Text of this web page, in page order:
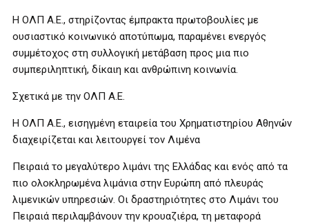
Η ΟΛΠ Α.Ε., στηρίζοντας έμπρακτα πρωτοβουλίες με
ουσιαστικό κοινωνικό αποτύπωμα, παραμένει ενεργός
συμμέτοχος στη συλλογική μετάβαση προς μια πιο
συμπεριληπτική, δίκαιη και ανθρώπινη κοινωνία.
Σχετικά με την ΟΛΠ Α.Ε.
Η ΟΛΠ Α.Ε., εισηγμένη εταιρεία του Χρηματιστηρίου Αθηνών
διαχειρίζεται και λειτουργεί τον Λιμένα
Πειραιά το μεγαλύτερο λιμάνι της Ελλάδας και ενός από τα
πιο ολοκληρωμένα λιμάνια στην Ευρώπη από πλευράς
λιμενικών υπηρεσιών. Οι δραστηριότητες στο Λιμάνι του
Πειραιά περιλαμβάνουν την κρουαζιέρα, τη μεταφορά